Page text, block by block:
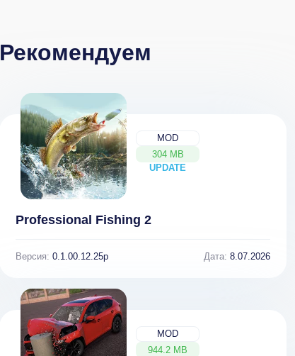
Рекомендуем
MOD
304 MB
UPDATE
NEW
Professional Fishing 2
Версия: 0.1.00.12.25p Дата: 8.07.2026
MOD
944.2 MB